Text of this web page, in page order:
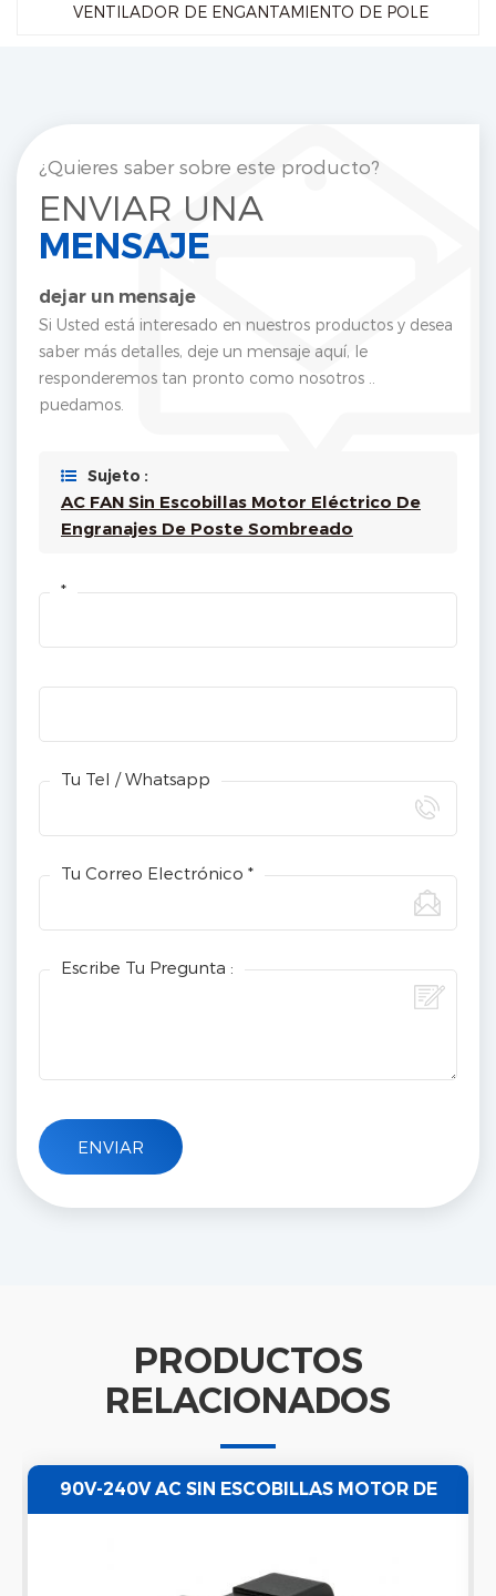
VENTILADOR DE ENGANTAMIENTO DE POLE
¿Quieres saber sobre este producto?
ENVIAR UNA
MENSAJE
dejar un mensaje
Si Usted está interesado en nuestros productos y desea
saber más detalles, deje un mensaje aquí, le
responderemos tan pronto como nosotros ..
puedamos.
Sujeto :
AC FAN Sin Escobillas Motor Eléctrico De
Engranajes De Poste Sombreado
*
Tu Tel / Whatsapp
Tu Correo Electrónico *
Escribe Tu Pregunta :
PRODUCTOS
RELACIONADOS
90V-240V AC SIN ESCOBILLAS MOTOR DE